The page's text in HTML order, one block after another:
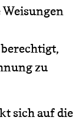
zu
sich auf die